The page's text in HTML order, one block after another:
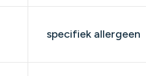
specifiek allergeen